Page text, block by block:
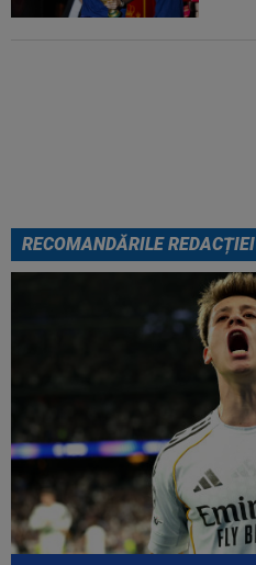
RECOMANDĂRILE REDACȚIEI